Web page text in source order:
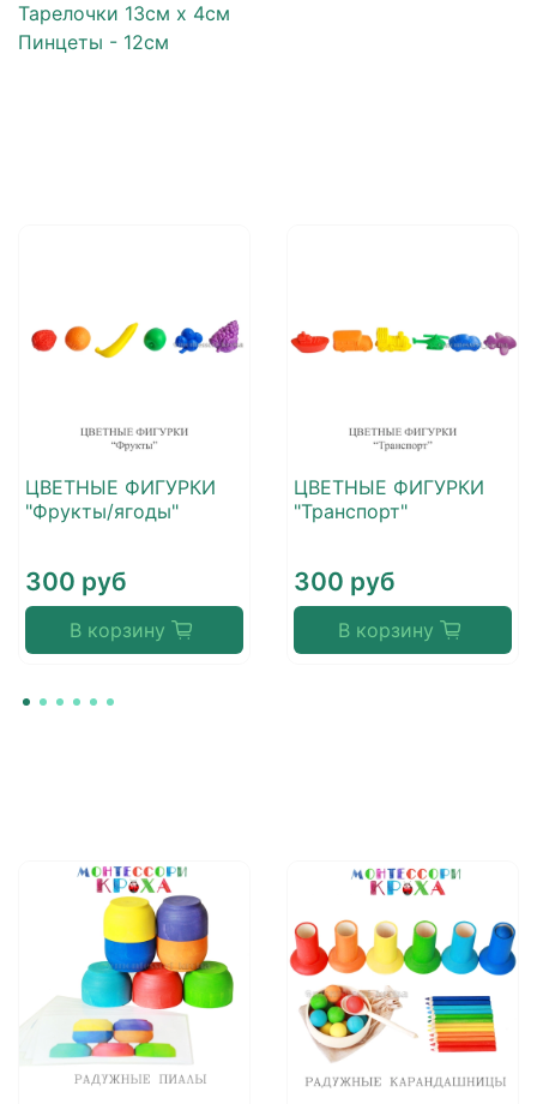
Тарелочки 13см х 4см
Пинцеты - 12см
ЦВЕТНЫЕ ФИГУРКИ
"Фрукты/ягоды"
300 руб
В корзину
ЦВЕТНЫЕ ФИГУРКИ
"Транспорт"
300 руб
В корзину